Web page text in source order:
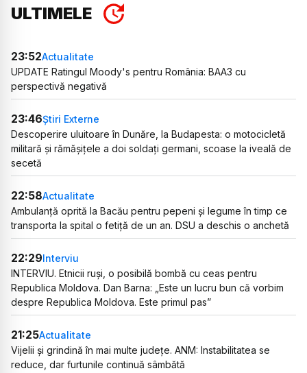
ULTIMELE
23:52Actualitate
UPDATE Ratingul Moody's pentru România: BAA3 cu
perspectivă negativă
23:46Știri Externe
Descoperire uluitoare în Dunăre, la Budapesta: o motocicletă
militară și rămășițele a doi soldați germani, scoase la iveală de
secetă
22:58Actualitate
Ambulanță oprită la Bacău pentru pepeni și legume în timp ce
transporta la spital o fetiță de un an. DSU a deschis o anchetă
22:29Interviu
INTERVIU. Etnicii ruși, o posibilă bombă cu ceas pentru
Republica Moldova. Dan Barna: „Este un lucru bun că vorbim
despre Republica Moldova. Este primul pas”
21:25Actualitate
Vijelii și grindină în mai multe județe. ANM: Instabilitatea se
reduce, dar furtunile continuă sâmbătă